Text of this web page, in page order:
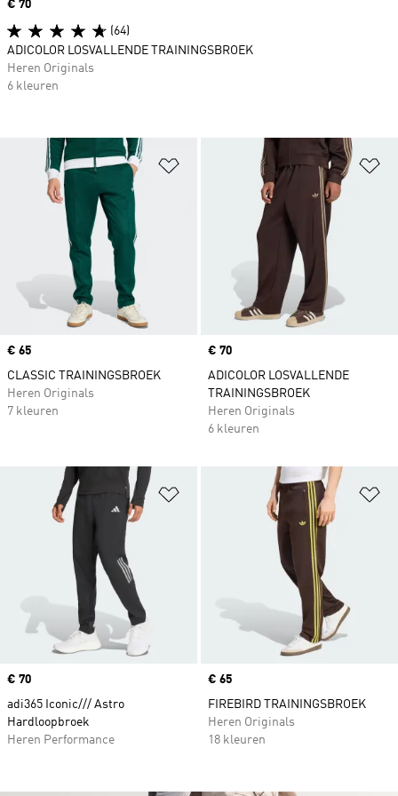
Op verlanglijst zetten
Price
€ 65
CLASSIC TRAININGSBROEK
Heren Originals
7 kleuren
Price
€ 70
ADICOLOR LOSVALLENDE
TRAININGSBROEK
Heren Originals
6 kleuren
Op verlanglijst zetten
Price
€ 70
adi365 Iconic/// Astro
Hardloopbroek
Heren Performance
Price
€ 65
FIREBIRD TRAININGSBROEK
Heren Originals
18 kleuren
Price
€ 70
(64)
ADICOLOR LOSVALLENDE TRAININGSBROEK
Heren Originals
6 kleuren